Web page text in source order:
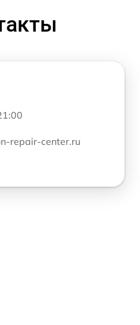
repair-center.ru